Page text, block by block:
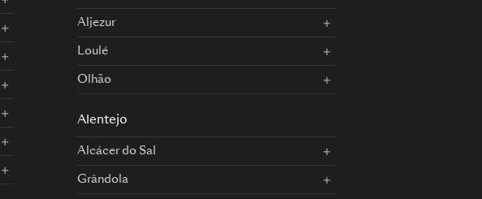
Aljezur
Loulé
Olhão
Alentejo
Alcácer do Sal
Grândola